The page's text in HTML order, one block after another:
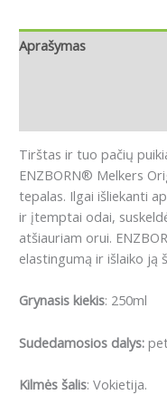
Aprašymas
Tirštas ir tuo pačių
ENZBORN® Melkers
tepalas. Ilgai išliekanti
ir įtemptai odai,
atšiauriam orui.
elastingumą ir išlaiko ją
Grynasis kiekis: 250ml
Sudedamosios dalys:
Kilmės šalis: Vokietija.